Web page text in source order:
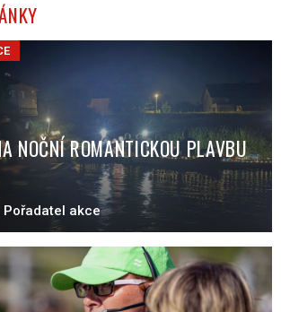
NOČNÍ ROMANTICKOU PLAVBU
Pořadatel akce